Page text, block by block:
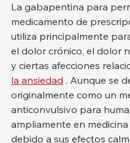
La gabapentina para
medicamento de
utiliza principalmente
el dolor crónico, el dolor
y ciertas afecciones
la ansiedad . Aunque se
originalmente como un
anticonvulsivo para
ampliamente en
debido a sus efectos